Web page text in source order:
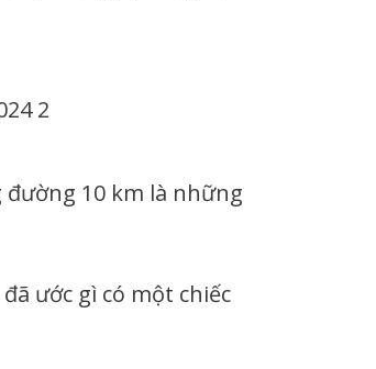
10 km là những
ước gì có một chiếc